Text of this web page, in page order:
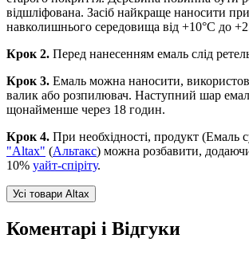
відшліфована. Засіб найкраще наносити
навколишнього середовища від +10°С до
Крок 2. Перед нанесенням емаль слід
Крок 3. Емаль можна наносити,
валик або розпилювач. Наступний шар
щонайменше через 18 годин.
Крок 4. При необхідності, продукт (Емаль
"Altax" (Альтакс) можна розбавити,
10% уайт-спіріту.
Усі товари Altax
Коментарі і Відгуки